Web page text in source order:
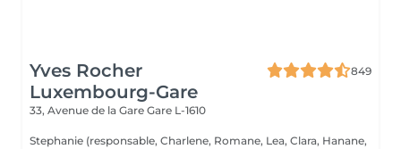
Yves Rocher
Luxembourg-Gare
849
33, Avenue de la Gare Gare L-1610
Stephanie (responsable, Charlene, Romane, Lea, Clara, Hanane,